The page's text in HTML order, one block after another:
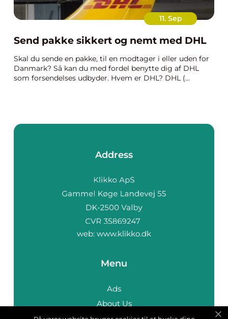
11. Sep
Send pakke sikkert og nemt med DHL
Skal du sende en pakke, til en modtager i eller uden for
Danmark? Så kan du med fordel benytte dig af DHL
som forsendelses udbyder. Hvem er DHL? DHL (...
Address
web: www.klikko.dk
Menu
Ads
About Us